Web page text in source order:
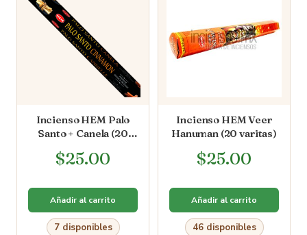
Incienso HEM Palo
Santo + Canela (20
$25.00
Añadir al carrito
7 disponibles
Incienso HEM Veer
Hanuman (20 varitas)
$25.00
Añadir al carrito
46 disponibles